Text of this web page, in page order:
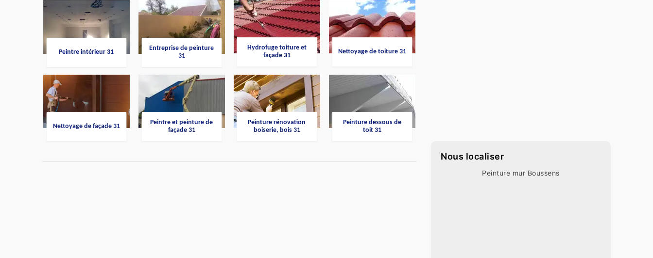
Peintre intérieur 31
Entreprise de peinture
31
Hydrofuge toiture et
façade 31
Nettoyage de toiture 31
Nettoyage de façade 31
Peintre et peinture de
façade 31
Peinture rénovation
boiserie, bois 31
Peinture dessous de
toit 31
Nous localiser
Peinture mur Boussens